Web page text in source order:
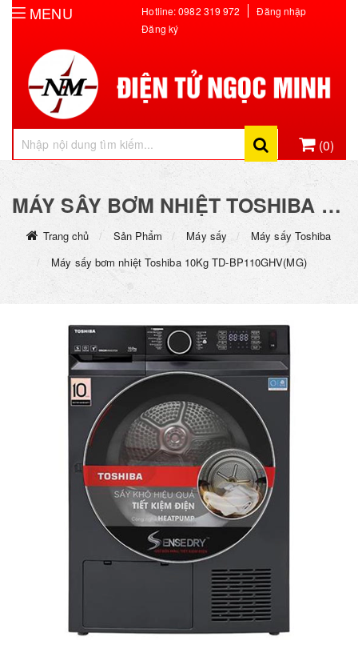
MENU Hotline: 0982 319 972
Đăng nhập
Đăng ký
(0)
MÁY SẤY BƠM NHIỆT TOSHIBA 10KG TD-BP110GHV(MG)
Trang chủ Sản Phẩm Máy sấy
Máy sấy Toshiba
Máy sấy bơm nhiệt Toshiba 10Kg TD-BP110GHV(MG)